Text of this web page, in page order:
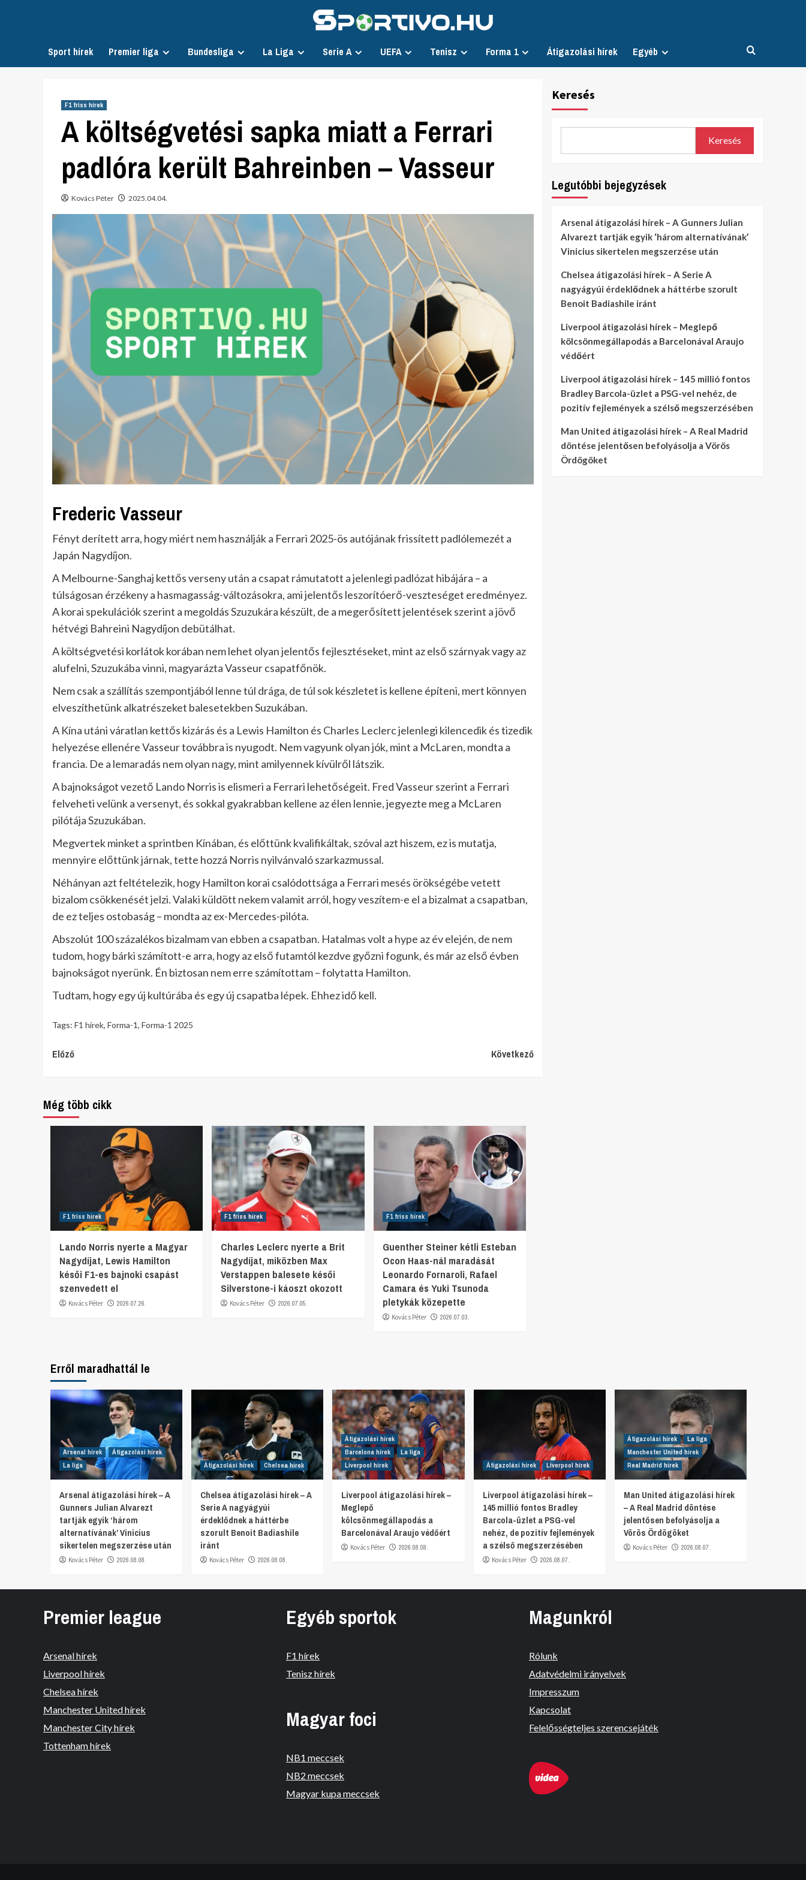
Sport hírek Premier liga Bundesliga La Liga Serie A UEFA Tenisz Forma 1 Átigazolási hírek Egyéb
F1 friss hírek
A költségvetési sapka miatt a Ferrari
padlóra került Bahreinben – Vasseur
Kovács Péter 2025.04.04.
Frederic Vasseur
Fényt derített arra, hogy miért nem használják a Ferrari 2025-ös autójának frissített padlólemezét a
Japán Nagydíjon.
A Melbourne-Sanghaj kettős verseny után a csapat rámutatott a jelenlegi padlózat hibájára – a
túlságosan érzékeny a hasmagasság-változásokra, ami jelentős leszorítóerő-veszteséget eredményez.
A korai spekulációk szerint a megoldás Szuzukára készült, de a megerősített jelentések szerint a jövő
hétvégi Bahreini Nagydíjon debütálhat.
A költségvetési korlátok korában nem lehet olyan jelentős fejlesztéseket, mint az első szárnyak vagy az
alufelni, Szuzukába vinni, magyarázta Vasseur csapatfőnök.
Nem csak a szállítás szempontjából lenne túl drága, de túl sok készletet is kellene építeni, mert könnyen
elveszíthetünk alkatrészeket balesetekben Suzukában.
A Kína utáni váratlan kettős kizárás és a Lewis Hamilton és Charles Leclerc jelenlegi kilencedik és tizedik
helyezése ellenére Vasseur továbbra is nyugodt. Nem vagyunk olyan jók, mint a McLaren, mondta a
francia. De a lemaradás nem olyan nagy, mint amilyennek kívülről látszik.
A bajnokságot vezető Lando Norris is elismeri a Ferrari lehetőségeit. Fred Vasseur szerint a Ferrari
felveheti velünk a versenyt, és sokkal gyakrabban kellene az élen lennie, jegyezte meg a McLaren
pilótája Szuzukában.
Megvertek minket a sprintben Kínában, és előttünk kvalifikáltak, szóval azt hiszem, ez is mutatja,
mennyire előttünk járnak, tette hozzá Norris nyilvánvaló szarkazmussal.
Néhányan azt feltételezik, hogy Hamilton korai csalódottsága a Ferrari mesés örökségébe vetett
bizalom csökkenését jelzi. Valaki küldött nekem valamit arról, hogy veszítem-e el a bizalmat a csapatban,
de ez teljes ostobaság – mondta az ex-Mercedes-pilóta.
Abszolút 100 százalékos bizalmam van ebben a csapatban. Hatalmas volt a hype az év elején, de nem
tudom, hogy bárki számított-e arra, hogy az első futamtól kezdve győzni fogunk, és már az első évben
bajnokságot nyerünk. Én biztosan nem erre számítottam – folytatta Hamilton.
Tudtam, hogy egy új kultúrába és egy új csapatba lépek. Ehhez idő kell.
Tags: F1 hírek, Forma-1, Forma-1 2025
Continue
Előző Következő
Még több cikk
F1 friss hírek
Lando Norris nyerte a Magyar
Nagydíjat, Lewis Hamilton
késői F1-es bajnoki csapást
szenvedett el
Kovács Péter 2026.07.26.
F1 friss hírek
Charles Leclerc nyerte a Brit
Nagydíjat, miközben Max
Verstappen balesete késői
Silverstone-i káoszt okozott
Kovács Péter 2026.07.05.
F1 friss hírek
Guenther Steiner kétli Esteban
Ocon Haas-nál maradását
Leonardo Fornaroli, Rafael
Camara és Yuki Tsunoda
pletykák közepette
Kovács Péter 2026.07.03.
Keresés
Keresés
Legutóbbi bejegyzések
Arsenal átigazolási hírek – A Gunners Julian
Alvarezt tartják egyik ‘három alternatívának’
Vinicius sikertelen megszerzése után
Chelsea átigazolási hírek – A Serie A
nagyágyúi érdeklődnek a háttérbe szorult
Benoit Badiashile iránt
Liverpool átigazolási hírek – Meglepő
kölcsönmegállapodás a Barcelonával Araujo
védőért
Liverpool átigazolási hírek – 145 millió fontos
Bradley Barcola-üzlet a PSG-vel nehéz, de
pozitív fejlemények a szélső megszerzésében
Man United átigazolási hírek – A Real Madrid
döntése jelentősen befolyásolja a Vörös
Ördögöket
Erről maradhattál le
Arsenal hírek
Átigazolási hírek
La liga
Arsenal átigazolási hírek – A
Gunners Julian Alvarezt
tartják egyik ‘három
alternatívának’ Vinicius
sikertelen megszerzése után
Kovács Péter 2026.08.08.
Átigazolási hírek Chelsea hírek
Chelsea átigazolási hírek – A
Serie A nagyágyúi
érdeklődnek a háttérbe
szorult Benoit Badiashile
iránt
Kovács Péter 2026.08.08.
Átigazolási hírek
Barcelona hírek
La liga
Liverpool hírek
Liverpool átigazolási hírek –
Meglepő
kölcsönmegállapodás a
Barcelonával Araujo védőért
Kovács Péter 2026.08.08.
Átigazolási hírek Liverpool hírek
Liverpool átigazolási hírek –
145 millió fontos Bradley
Barcola-üzlet a PSG-vel
nehéz, de pozitív fejlemények
a szélső megszerzésében
Kovács Péter 2026.08.07.
Átigazolási hírek
La liga
Manchester United hírek
Real Madrid hírek
Man United átigazolási hírek
– A Real Madrid döntése
jelentősen befolyásolja a
Vörös Ördögöket
Kovács Péter 2026.08.07.
Premier league
Arsenal hírek
Liverpool hírek
Chelsea hírek
Manchester United hírek
Manchester City hírek
Tottenham hírek
Egyéb sportok
F1 hírek
Tenisz hírek
Magyar foci
NB1 meccsek
NB2 meccsek
Magyar kupa meccsek
Magunkról
Rólunk
Adatvédelmi irányelvek
Impresszum
Kapcsolat
Felelősségteljes szerencsejáték